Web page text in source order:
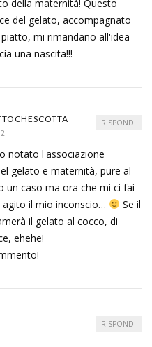
della maternitá! Questo
del gelato, accompagnato
mi rimandano all'idea
una nascita!!!
notato l'associazione
gelato e maternità, pure al
un caso ma ora che mi ci fai
il mio inconscio…
Se il
il gelato al cocco, di
ehehe!
RISPONDI
RISPONDI